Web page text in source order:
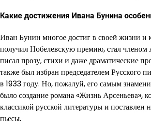
Какие достижения Ивана Бунина
Иван Бунин многое достиг в своей жизни и
получил Нобелевскую премию, стал
писал прозу, стихи и даже драматические
также был избран председателем Русского
в 1933 году. Но, пожалуй, его самым
было создание романа «Жизнь Арсеньева»,
классикой русской литературы и поставлен
пьесы.